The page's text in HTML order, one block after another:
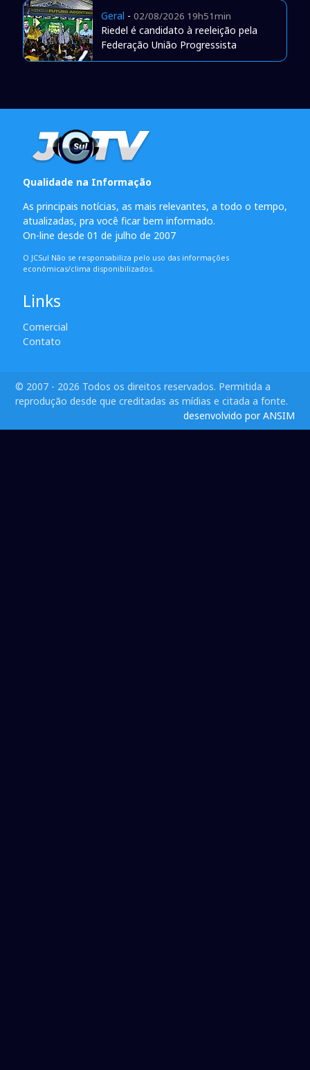
Geral - 02/08/2026 19h51min
Riedel é candidato à reeleição pela
Federação União Progressista
Qualidade na Informação
As principais notícias, as mais relevantes, a todo o tempo,
atualizadas, pra você ficar bem informado.
On-line desde 01 de julho de 2007
O JCSul Não se responsabiliza pelo uso das informações
econômicas/clima disponibilizados.
Links
Comercial
Contato
© 2007 - 2026 Todos os direitos reservados. Permitida a
reprodução desde que creditadas as mídias e citada a fonte.
desenvolvido por ANSIM